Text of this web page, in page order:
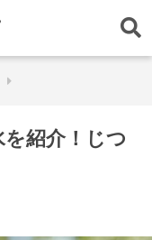
紹介！じつ